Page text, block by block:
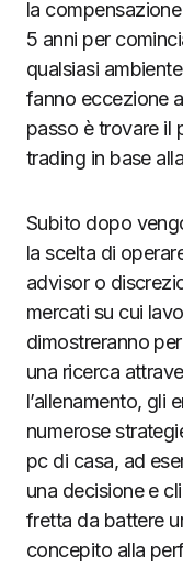
la
5 anni per
qualsiasi
fanno eccezione
passo è trovare il
trading in base
Subito dopo
la scelta di
advisor o
mercati su cui
dimostreranno
una ricerca
l’allenamento, gli
numerose
pc di casa, ad
una decisione e
fretta da battere
concepito alla